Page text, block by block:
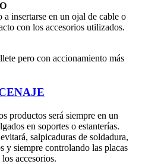
insertarse en un ojal de cable o
con los accesorios utilizados.
pero con accionamiento más
productos será siempre en un
en soportes o estanterías.
salpicaduras de soldadura,
y siempre controlando las placas
accesorios.